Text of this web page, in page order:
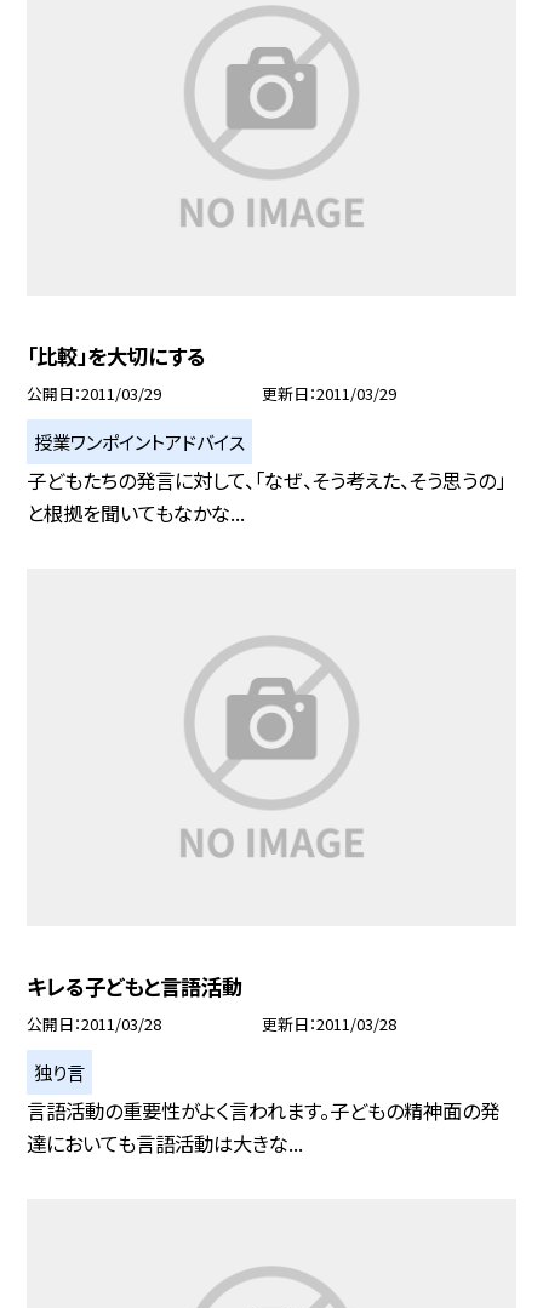
「比較」を大切にする
公開日 2011/03/29 更新日 2011/03/29
授業ワンポイントアドバイス
子どもたちの発言に対して、「なぜ、そう考えた、そう思うの」
と根拠を聞いてもなかな...
キレる子どもと言語活動
公開日 2011/03/28 更新日 2011/03/28
独り言
言語活動の重要性がよく言われます。子どもの精神面の発
達においても言語活動は大きな...